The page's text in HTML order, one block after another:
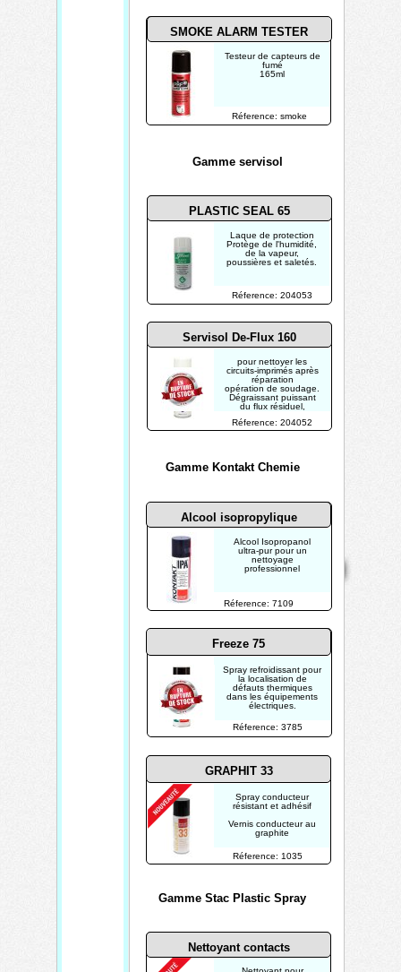
Copyright 2026
Mis à jour le
07/08/2026
Créé par
Contact
Home
Laque de protection
Protège de l'humidité,
de la vapeur,
poussières et saletés.
pour nettoyer les
circuits-imprimés après
réparation
opération de soudage.
Dégraissant puissant
du flux résiduel,
sans résidus.
PLASTIC SEAL 65
Servisol De-Flux 160
Réference: 204053
Réference: 204052
Gamme servisol
SMOKE ALARM TESTER
Testeur de capteurs de
fumé
165ml
Réference: smoke
Gamme Kontakt Chemie
Freeze 75
Alcool isopropylique
Alcool Isopropanol
ultra-pur pour un
nettoyage
professionnel
Spray refroidissant pour
la localisation de
défauts thermiques
dans les équipements
électriques.
Réference: 7109
Réference: 3785
GRAPHIT 33
Réference: 1035
Spray conducteur
résistant et adhésif
Vernis conducteur au
graphite
Gamme Stac Plastic Spray
Nettoyant contacts